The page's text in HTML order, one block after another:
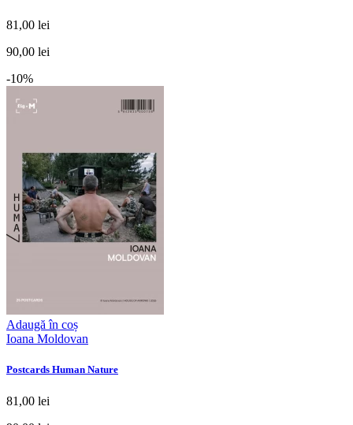
81,00 lei
90,00 lei
-10%
Adaugă în coș
Ioana Moldovan
Postcards Human Nature
81,00 lei